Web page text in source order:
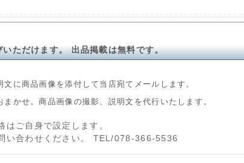
ただけます。 出品掲載は無料です。
に商品画像を添付して当店宛てメールします。
かせ。商品画像の撮影、説明文を代行いたします。
はご自身で設定します。
い合わせください。 TEL/078-366-5536